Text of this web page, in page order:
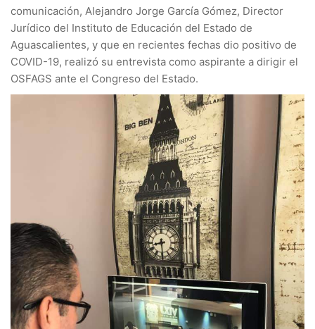
comunicación, Alejandro Jorge García Gómez, Director
Jurídico del Instituto de Educación del Estado de
Aguascalientes, y que en recientes fechas dio positivo de
COVID-19, realizó su entrevista como aspirante a dirigir el
OSFAGS ante el Congreso del Estado.